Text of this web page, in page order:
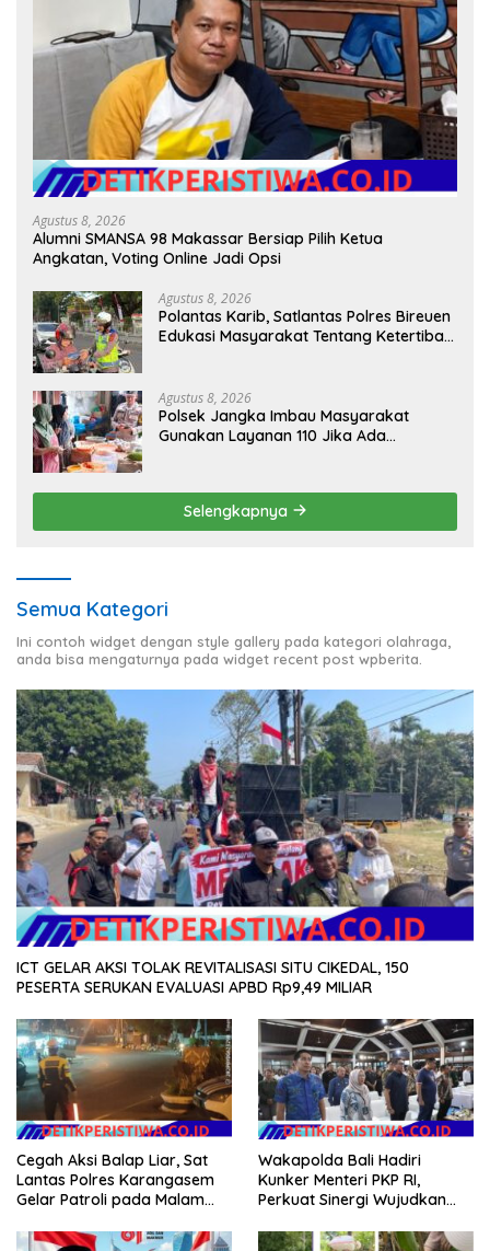
Agustus 8, 2026
Alumni SMANSA 98 Makassar Bersiap Pilih Ketua
Angkatan, Voting Online Jadi Opsi
Agustus 8, 2026
Polantas Karib, Satlantas Polres Bireuen
Edukasi Masyarakat Tentang Ketertiban
Agustus 8, 2026
Polsek Jangka Imbau Masyarakat
Gunakan Layanan 110 Jika Ada
Selengkapnya
Semua Kategori
Ini contoh widget dengan style gallery pada kategori olahraga,
anda bisa mengaturnya pada widget recent post wpberita.
ICT GELAR AKSI TOLAK REVITALISASI SITU CIKEDAL, 150
PESERTA SERUKAN EVALUASI APBD Rp9,49 MILIAR
Cegah Aksi Balap Liar, Sat
Lantas Polres Karangasem
Gelar Patroli pada Malam
Wakapolda Bali Hadiri
Kunker Menteri PKP RI,
Perkuat Sinergi Wujudkan
Masyarakat